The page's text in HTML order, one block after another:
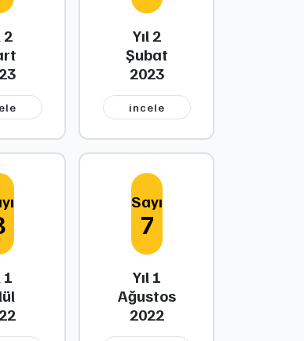
2
Yıl 2
Şubat
2023
i̇ncele
1
Sayı
7
Yıl 1
Ağustos
2022